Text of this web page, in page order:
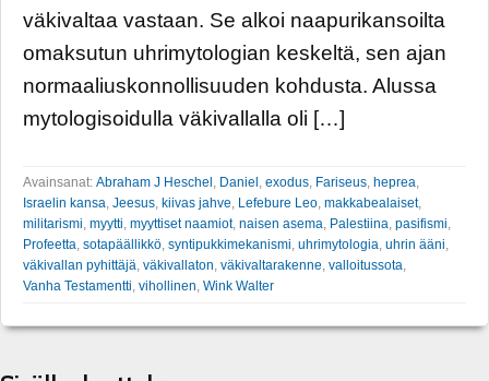
väkivaltaa vastaan. Se alkoi naapurikansoilta
omaksutun uhrimytologian keskeltä, sen ajan
normaaliuskonnollisuuden kohdusta. Alussa
mytologisoidulla väkivallalla oli […]
Avainsanat: Abraham J Heschel , Daniel , exodus, Fariseus, heprea,
Israelin kansa, Jeesus, kiivas jahve, Lefebure Leo, makkabealaiset,
militarismi, myytti, myyttiset naamiot, naisen asema, Palestiina, pasifismi,
Profeetta, sotapäällikkö, syntipukkimekanismi, uhrimytologia, uhrin ääni,
väkivallan pyhittäjä, väkivallaton, väkivaltarakenne, valloitussota,
Vanha Testamentti, vihollinen, Wink Walter